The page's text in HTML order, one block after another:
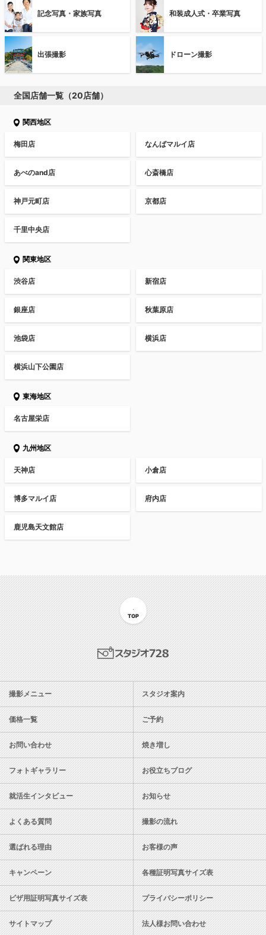
記念写真・家族写真 和装成人式・卒業写真
出張撮影 ドローン撮影
全国店舗一覧（20店舗）
関西地区
梅田店 なんばマルイ店
あべのand店 心斎橋店
神戸元町店 京都店
千里中央店
関東地区
渋谷店 新宿店
銀座店 秋葉原店
池袋店 横浜店
横浜山下公園店
東海地区
名古屋栄店
九州地区
天神店 小倉店
博多マルイ店 府内店
鹿児島天文館店
TOP
スタジオ728
撮影メニュー スタジオ案内
価格一覧 ご予約
お問い合わせ 焼き増し
フォトギャラリー お役立ちブログ
就活生インタビュー お知らせ
よくある質問 撮影の流れ
選ばれる理由 お客様の声
キャンペーン 各種証明写真サイズ表
ビザ用証明写真サイズ表 プライバシーポリシー
サイトマップ 法人様お問い合わせ